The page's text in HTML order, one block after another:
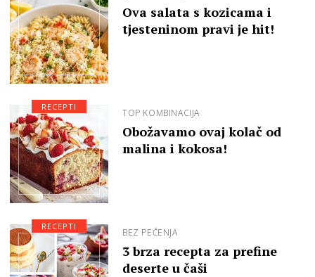
Ova salata s kozicama i
tjesteninom pravi je hit!
TOP KOMBINACIJA
Obožavamo ovaj kolač od
malina i kokosa!
RECEPTI
BEZ PEČENJA
3 brza recepta za prefine
deserte u čaši
RECEPTI